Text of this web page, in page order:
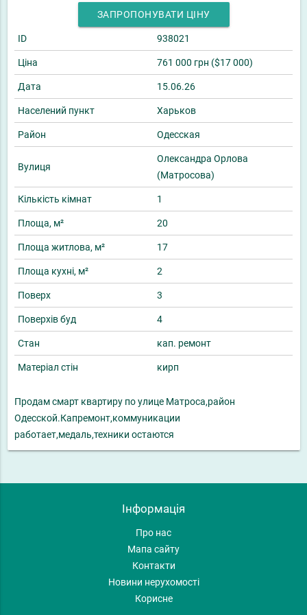
ЗАПРОПОНУВАТИ ЦІНУ
ID 938021
Ціна 761 000 грн ($17 000)
Дата 15.06.26
Населений пункт Харьков
Район Одесская
Вулиця
Олександра Орлова
(Матросова)
Кількість кімнат 1
Площа, м² 20
Площа житлова, м² 17
Площа кухні, м² 2
Поверх 3
Поверхів буд 4
Стан кап. ремонт
Матеріал стін кирп
Продам смарт квартиру по улице Матроса,район
Одесской.Капремонт,коммуникации
работает,медаль,техники остаются
Інформація
Про нас
Мапа сайту
Контакти
Новини нерухомості
Корисне